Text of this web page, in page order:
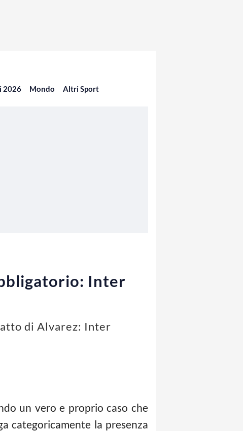
2026 Mondo Altri Sport
Inter
di Alvarez: Inter
un vero e proprio caso che
categoricamente la presenza